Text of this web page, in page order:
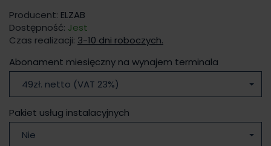
Producent: ELZAB
Dostępność: Jest
Czas realizacji: 3-10 dni roboczych.
Abonament miesięczny na wynajem terminala
49zł. netto (VAT 23%)
Pakiet usług instalacyjnych
Nie